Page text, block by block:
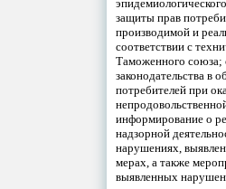
защиты прав
производимой и
соответствии с
Таможенного союза;
законодательства в
потребителей при
информирование о
надзорной
нарушениях,
мерах, а также
выявленных